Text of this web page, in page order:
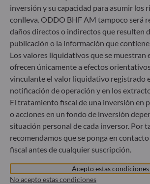
Mercantil: B 29891
Comunicación sobre las sanciones de la
En el marco de las sanciones adoptadas por
Europea en relación con la crisis de Ucrania,
de que, en cumplimiento de lo dispuesto en
de la UE n.º 833/2014 y n.º 398/2022, la
participaciones de fondos gestionados por
gestora está prohibida a todo ciudadano
a toda persona física residente en Rusia o
toda persona jurídica, entidad u organismo
Rusia o Bielorrusia, a excepción de los
Estado miembro de la Unión Europea y a las
físicas titulares de una tarjeta de residencia
permanente en un Estado miembro.
inversión y su capacidad para asumir los
conlleva. ODDO BHF AM tampoco será
daños directos o indirectos que resulten
publicación o la información que contiene.
Los valores liquidativos que se muestran
ofrecen únicamente a efectos
vinculante el valor liquidativo registrado
notificación de operación y en los
El tratamiento fiscal de una inversión en
o acciones en un fondo de inversión
situación personal de cada inversor. Por
recomendamos que se ponga en
fiscal antes de cualquier suscripción.
Acepto estas condiciones
No acepto estas condiciones